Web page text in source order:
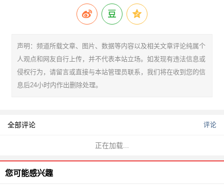
声明：频道所载文章、图片、数据等内容以及相关文章评论纯属个
人观点和网友自行上传，并不代表本站立场。如发现有违法信息或
侵权行为，请留言或直接与本站管理员联系，我们将在收到您的信
息后24小时内作出删除处理。
全部评论 评论
正在加载...
您可能感兴趣